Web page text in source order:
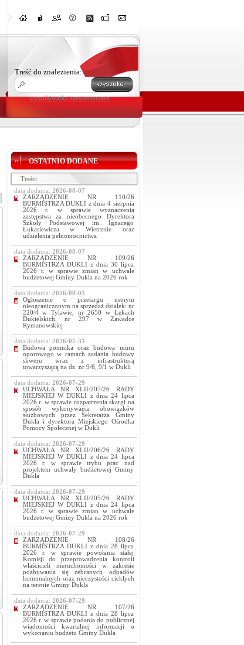
Treść do znalezienia:
wyszukiwarka zaawansowana
OSTATNIO DODANE
Treści
data dodania: 2026-08-07
ZARZĄDZENIE NR 110/26
BURMISTRZA DUKLI z dnia 4 sierpnia
2026 r. w sprawie wyznaczenia
zastępstwa za nieobecnego Dyrektora
Szkoły Podstawowej im. Ignacego
Łukasiewicza w Wietrznie oraz
udzielenia pełnomocnictwa
data dodania: 2026-08-07
ZARZĄDZENIE NR 109/26
BURMISTRZA DUKLI z dnia 30 lipca
2026 r. w sprawie zmian w uchwale
budżetowej Gminy Dukla na 2026 rok
data dodania: 2026-08-05
Ogłoszenie o przetargu ustnym
nieograniczonym na sprzedaż działek: nr
220/4 w Tylawie, nr 2650 w Łękach
Dukielskich, nr 297 w Zawadce
Rymanowskiej
data dodania: 2026-07-31
Budowa pomnika oraz budowa muru
oporowego w ramach zadania budowy
skweru wraz z infrastrukturą
towarzyszącą na dz. nr 9/6, 9/1 w Dukli
data dodania: 2026-07-29
UCHWAŁA NR XLII/207/26 RADY
MIEJSKIEJ W DUKLI z dnia 24 lipca
2026 r. w sprawie rozpatrzenia skargi na
sposób wykonywania obowiązków
służbowych przez Sekretarza Gminy
Dukla i dyrektora Miejskiego Ośrodka
Pomocy Społecznej w Dukli
data dodania: 2026-07-29
UCHWAŁA NR XLII/206/26 RADY
MIEJSKIEJ W DUKLI z dnia 24 lipca
2026 r. w sprawie trybu prac nad
projektem uchwały budżetowej Gminy
Dukla
data dodania: 2026-07-29
UCHWAŁA NR XLII/205/26 RADY
MIEJSKIEJ W DUKLI z dnia 24 lipca
2026 r. w sprawie zmian w uchwale
budżetowej Gminy Dukla na 2026 rok
data dodania: 2026-07-29
ZARZĄDZENIE NR 108/26
BURMISTRZA DUKLI z dnia 28 lipca
2026 r. w sprawie powołania stałej
Komisji do przeprowadzenia kontroli
właścicieli nieruchomości w zakresie
pozbywania się zebranych odpadów
komunalnych oraz nieczystości ciekłych
na terenie Gminy Dukla
data dodania: 2026-07-29
ZARZĄDZENIE NR 107/26
BURMISTRZA DUKLI z dnia 28 lipca
2026 r. w sprawie podania do publicznej
wiadomości kwartalnej informacji o
wykonaniu budżetu Gminy Dukla